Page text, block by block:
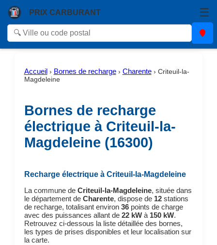
PRIX CARBURANT ☰
Accueil › Bornes de recharge› Charente› Criteuil-la-
Magdeleine
Bornes de recharge
électrique à Criteuil-la-
Magdeleine (16300)
Recharge électrique à Criteuil-la-Magdeleine
La commune de Criteuil-la-Magdeleine, située dans
le département de Charente, dispose de 12stations
de recharge, totalisant environ 36points de charge
avec des puissances allant de 22 kWà 150 kW.
Retrouvez ci-dessous la liste détaillée des bornes,
les types de prises disponibles et leur localisation sur
la carte.